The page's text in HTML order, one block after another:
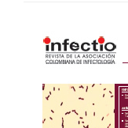
Barra
lateral
del
artículo